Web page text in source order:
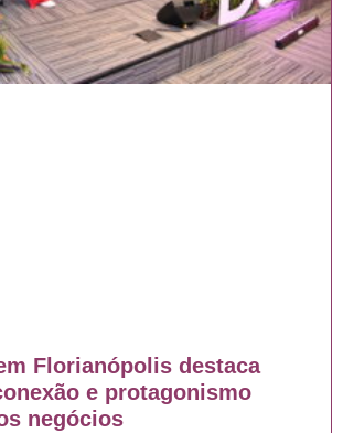
Florianópolis destaca
e protagonismo
negócios